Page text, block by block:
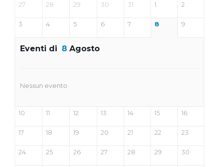
27 28 29 30 31 1 2
3 4 5 6 7 8 9
Eventi di 8 Agosto
Nessun evento
10 11 12 13 14 15 16
17 18 19 20 21 22 23
24 25 26 27 28 29 30